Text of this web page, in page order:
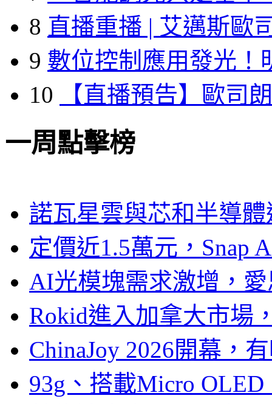
8 直播重播 | 艾邁斯歐
9 數位控制應用發光！
10
【直播預告】歐司
一周點擊榜
諾瓦星雲與芯和半導
定價近1.5萬元，Snap
AI光模塊需求激增，
Rokid進入加拿大市場
ChinaJoy 2026開幕，
93g、搭載Micro